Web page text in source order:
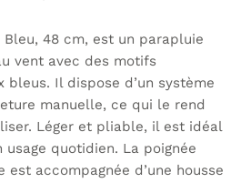
Bleu, 48 cm, est un parapluie
vent avec des motifs
bleus. Il dispose d’un système
manuelle, ce qui le rend
Léger et pliable, il est idéal
usage quotidien. La poignée
accompagnée d’une housse